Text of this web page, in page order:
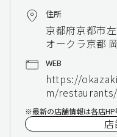
住所
京都府京都市
オークラ京都
WEB
https://
m/restaurants/
最新の店舗情報は各店HP
店